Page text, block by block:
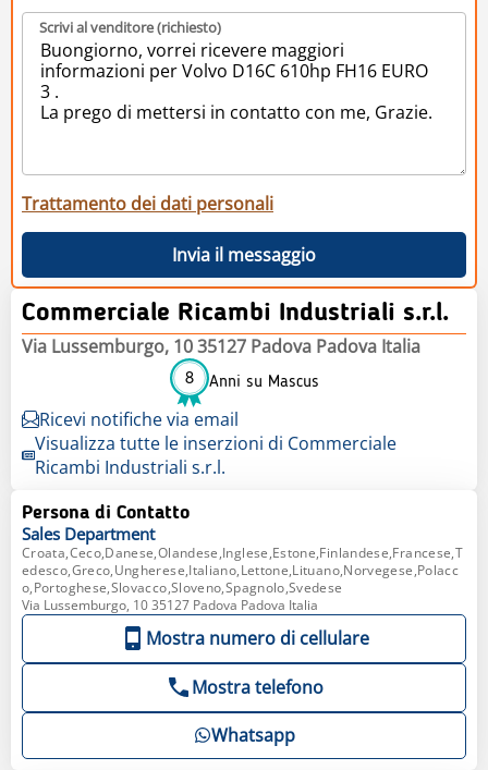
Scrivi al venditore (richiesto)
Trattamento dei dati personali
Invia il messaggio
Commerciale Ricambi Industriali s.r.l.
Via Lussemburgo, 10 35127 Padova Padova Italia
8 Anni su Mascus
Ricevi notifiche via email
Visualizza tutte le inserzioni di Commerciale
Ricambi Industriali s.r.l.
Persona di Contatto
Sales Department
Croata,Ceco,Danese,Olandese,Inglese,Estone,Finlandese,Francese,T
edesco,Greco,Ungherese,Italiano,Lettone,Lituano,Norvegese,Polacc
o,Portoghese,Slovacco,Sloveno,Spagnolo,Svedese
Via Lussemburgo, 10 35127 Padova Padova Italia
Mostra numero di cellulare
Mostra telefono
Whatsapp